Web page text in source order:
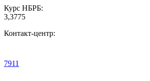
Курс НБРБ:
3,3775
Контакт-центр:
7911